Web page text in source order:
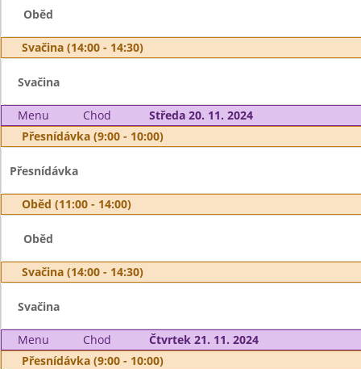
Oběd
Svačina (14:00 - 14:30)
Svačina
Menu Chod
Středa 20. 11. 2024
Přesnídávka (9:00 - 10:00)
Přesnídávka
Oběd (11:00 - 14:00)
Oběd
Svačina (14:00 - 14:30)
Svačina
Menu Chod
Čtvrtek 21. 11. 2024
Přesnídávka (9:00 - 10:00)